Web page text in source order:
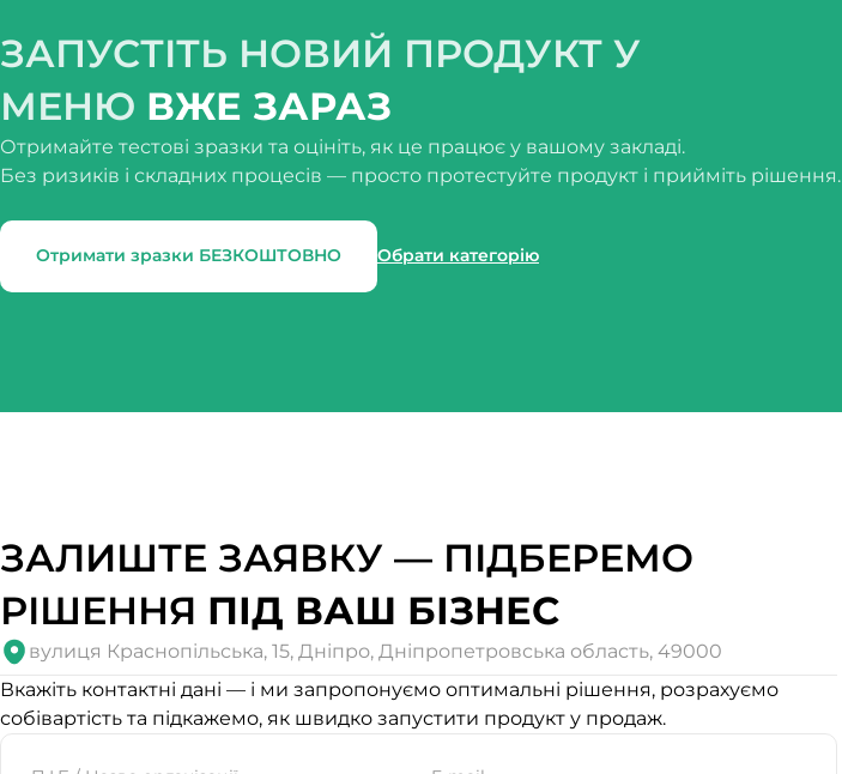
ЗАПУСТІТЬ НОВИЙ ПРОДУКТ У
МЕНЮ ВЖЕ ЗАРАЗ
Отримайте тестові зразки та оцініть, як це працює у вашому закладі.
Без ризиків і складних процесів — просто протестуйте продукт і прийміть рішення.
Отримати зразки БЕЗКОШТОВНО Обрати категорію
ЗАЛИШТЕ ЗАЯВКУ — ПІДБЕРЕМО
РІШЕННЯ ПІД ВАШ БІЗНЕС
вулиця Краснопільська, 15, Дніпро, Дніпропетровська область, 49000
Вкажіть контактні дані — і ми запропонуємо оптимальні рішення, розрахуємо
собівартість та підкажемо, як швидко запустити продукт у продаж.